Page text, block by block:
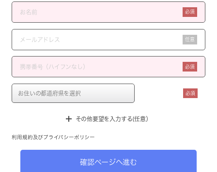
必須
任意
必須
必須
その他要望を入力する(任意）
利用規約 及び プライバシーポリシー
確認ページへ進む